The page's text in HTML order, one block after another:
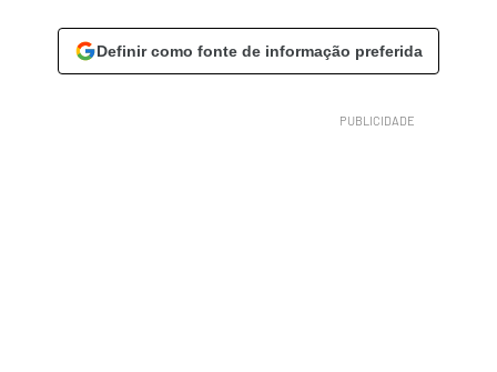
Definir como fonte de informação preferida